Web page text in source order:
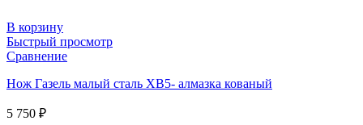
В корзину
Быстрый просмотр
Сравнение
Нож Газель малый сталь ХВ5- алмазка кованый
5 750 ₽